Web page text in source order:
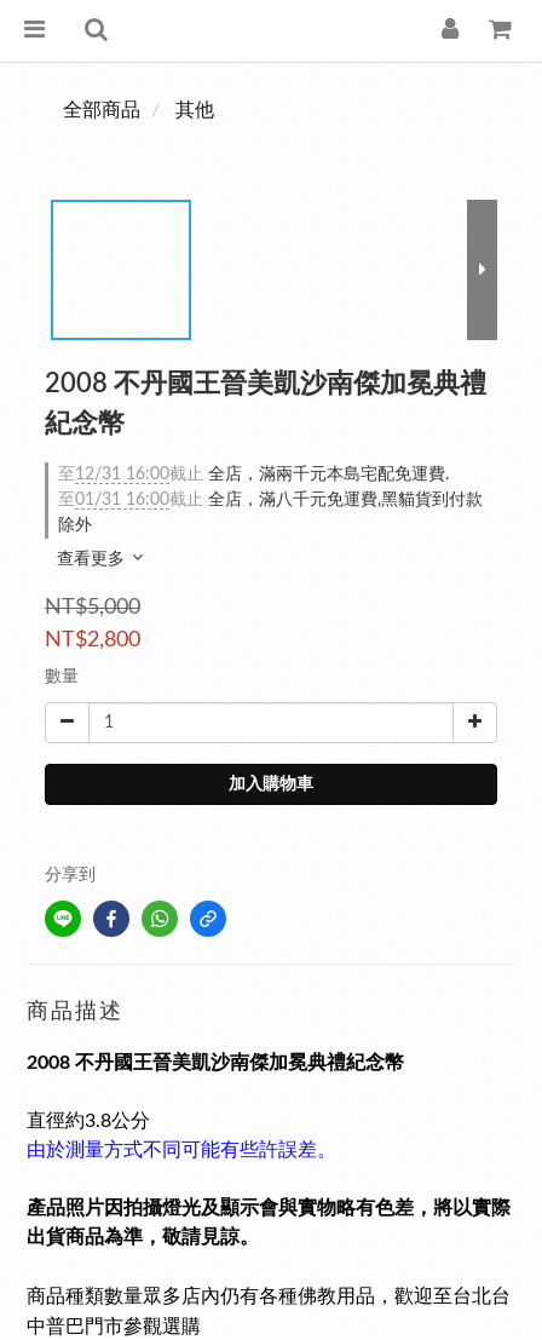
全部商品 其他
2008 不丹國王晉美凱沙南傑加冕典禮
紀念幣
至 12/31 16:00截止 全店，滿兩千元本島宅配免運費.
至01/31 16:00截止 全店，滿八千元免運費,黑貓貨到付款
除外
查看更多
NT$5,000
NT$2,800
數量
加入購物車
分享到
商品描述
2008 不丹國王晉美凱沙南傑加冕典禮紀念幣
直徑約3.8公分
由於測量方式不同可能有些許誤差。
產品照片因拍攝燈光及顯示會與實物略有色差，將以實際
出貨商品為準，敬請見諒。
商品種類數量眾多店內仍有各種佛教用品，歡迎至台北台
中普巴門市參觀選購